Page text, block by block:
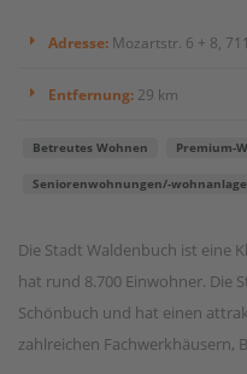
Adresse: Mozartstr. 6 + 8,
Entfernung: 29 km
Betreutes Wohnen Premium-
Seniorenwohnungen/-wohnanlage
Die Stadt Waldenbuch ist eine
hat rund 8.700 Einwohner. Die
Schönbuch und hat einen
zahlreichen Fachwerkhäusern,